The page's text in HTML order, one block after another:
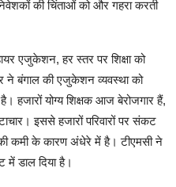
की चिंताओं को और गहरा करती
एजुकेशन, हर स्तर पर शिक्षा को
ने बंगाल की एजुकेशन व्यवस्था को
हजारों योग्य शिक्षक आज बेरोजगार हैं,
इससे हजारों परिवारों पर संकट
कमी के कारण अंधेरे में है। टीएमसी ने
में डाल दिया है।